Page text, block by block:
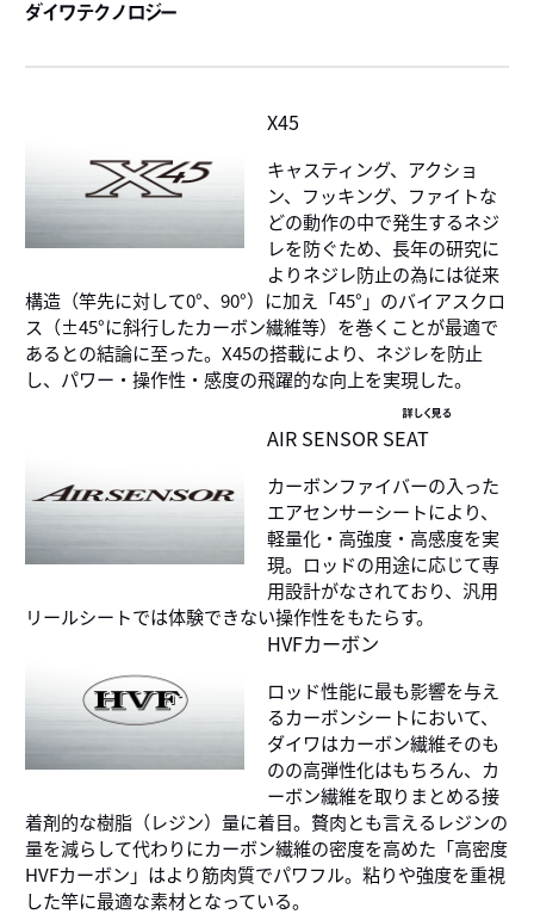
ダイワテクノロジー
X45
キャスティング、アクショ
ン、フッキング、ファイトな
どの動作の中で発生するネジ
レを防ぐため、長年の研究に
よりネジレ防止の為には従来
構造（竿先に対して0°、90°）に加え「45°」のバイアスクロ
ス（±45°に斜行したカーボン繊維等）を巻くことが最適で
あるとの結論に至った。X45の搭載により、ネジレを防止
し、パワー・操作性・感度の飛躍的な向上を実現した。
詳しく見る
AIR SENSOR SEAT
カーボンファイバーの入った
エアセンサーシートにより、
軽量化・高強度・高感度を実
現。ロッドの用途に応じて専
用設計がなされており、汎用
リールシートでは体験できない操作性をもたらす。
HVFカーボン
ロッド性能に最も影響を与え
るカーボンシートにおいて、
ダイワはカーボン繊維そのも
のの高弾性化はもちろん、カ
ーボン繊維を取りまとめる接
着剤的な樹脂（レジン）量に着目。贅肉とも言えるレジンの
量を減らして代わりにカーボン繊維の密度を高めた「高密度
HVFカーボン」はより筋肉質でパワフル。粘りや強度を重視
した竿に最適な素材となっている。